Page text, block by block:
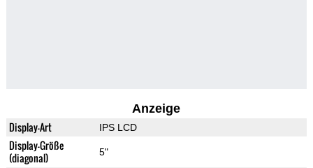
Anzeige
Display-Art IPS LCD
Display-Größe
(diagonal)
5"